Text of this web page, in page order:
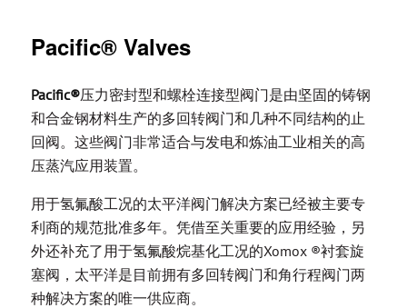
Pacific® Valves
Pacific®压力密封型和螺栓连接型阀门是由坚固的铸钢
和合金钢材料生产的多回转阀门和几种不同结构的止
回阀。这些阀门非常适合与发电和炼油工业相关的高
压蒸汽应用装置。
用于氢氟酸工况的太平洋阀门解决方案已经被主要专
利商的规范批准多年。凭借至关重要的应用经验，另
外还补充了用于氢氟酸烷基化工况的Xomox ®衬套旋
塞阀，太平洋是目前拥有多回转阀门和角行程阀门两
种解决方案的唯一供应商。